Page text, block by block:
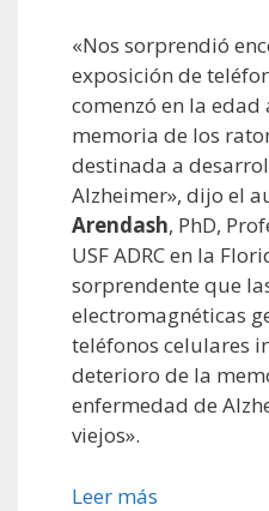
«Nos sorprendió
exposición de
comenzó en la
memoria de los
destinada a
Alzheimer», dijo el
Arendash, PhD,
USF ADRC en la
sorprendente que
electromagnéticas
teléfonos celulares
deterioro de la
enfermedad de
viejos».
Leer más